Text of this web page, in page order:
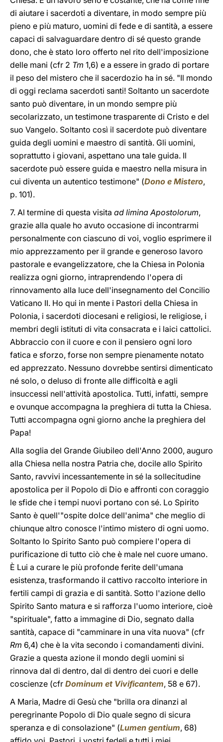
di aiutare i sacerdoti a diventare, in modo sempre più
pieno e più maturo, uomini di fede e di santità, a essere
capaci di salvaguardare dentro di sé questo grande
dono, che è stato loro offerto nel rito dell'imposizione
delle mani (cfr 2 Tm 1,6) e a essere in grado di portare
il peso del mistero che il sacerdozio ha in sé. "Il mondo
di oggi reclama sacerdoti santi! Soltanto un sacerdote
santo può diventare, in un mondo sempre più
secolarizzato, un testimone trasparente di Cristo e del
suo Vangelo. Soltanto così il sacerdote può diventare
guida degli uomini e maestro di santità. Gli uomini,
soprattutto i giovani, aspettano una tale guida. Il
sacerdote può essere guida e maestro nella misura in
cui diventa un autentico testimone" (Dono e Mistero,
p. 101).
7. Al termine di questa visita ad limina Apostolorum,
grazie alla quale ho avuto occasione di incontrarmi
personalmente con ciascuno di voi, voglio esprimere il
mio apprezzamento per il grande e generoso lavoro
pastorale e evangelizzatore, che la Chiesa in Polonia
realizza ogni giorno, intraprendendo l'opera di
rinnovamento alla luce dell'insegnamento del Concilio
Vaticano II. Ho qui in mente i Pastori della Chiesa in
Polonia, i sacerdoti diocesani e religiosi, le religiose, i
membri degli istituti di vita consacrata e i laici cattolici.
Abbraccio con il cuore e con il pensiero ogni loro
fatica e sforzo, forse non sempre pienamente notato
ed apprezzato. Nessuno dovrebbe sentirsi dimenticato
né solo, o deluso di fronte alle difficoltà e agli
insuccessi nell'attività apostolica. Tutti, infatti, sempre
e ovunque accompagna la preghiera di tutta la Chiesa.
Tutti accompagna ogni giorno anche la preghiera del
Papa!
Alla soglia del Grande Giubileo dell'Anno 2000, auguro
alla Chiesa nella nostra Patria che, docile allo Spirito
Santo, ravvivi incessantemente in sé la sollecitudine
apostolica per il Popolo di Dio e affronti con coraggio
le sfide che i tempi nuovi portano con sé. Lo Spirito
Santo è quell'"ospite dolce dell'anima" che meglio di
chiunque altro conosce l'intimo mistero di ogni uomo.
Soltanto lo Spirito Santo può compiere l'opera di
purificazione di tutto ciò che è male nel cuore umano.
È Lui a curare le più profonde ferite dell'umana
esistenza, trasformando il cattivo raccolto interiore in
fertili campi di grazia e di santità. Sotto l'azione dello
Spirito Santo matura e si rafforza l'uomo interiore, cioè
"spirituale", fatto a immagine di Dio, segnato dalla
santità, capace di "camminare in una vita nuova" (cfr
Rm 6,4) che è la vita secondo i comandamenti divini.
Grazie a questa azione il mondo degli uomini si
rinnova dal di dentro, dal di dentro dei cuori e delle
coscienze (cfr Dominum et Vivificantem, 58 e 67).
A Maria, Madre di Gesù che "brilla ora dinanzi al
peregrinante Popolo di Dio quale segno di sicura
speranza e di consolazione" (Lumen gentium, 68)